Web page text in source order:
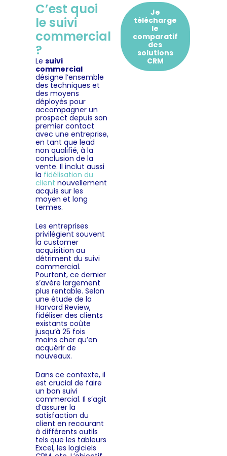
C’est quoi
le suivi
commercial
?
Le suivi
commercial
désigne l’ensemble
des techniques et
des moyens
déployés pour
accompagner un
prospect depuis son
premier contact
avec une entreprise,
en tant que lead
non qualifié, à la
conclusion de la
vente. Il inclut aussi
la fidélisation du
client nouvellement
acquis sur les
moyen et long
termes.
Les entreprises
privilégient souvent
la customer
acquisition au
détriment du suivi
commercial.
Pourtant, ce dernier
s’avère largement
plus rentable. Selon
une étude de la
Harvard Review,
fidéliser des clients
existants coûte
jusqu’à 25 fois
moins cher qu’en
acquérir de
nouveaux.
Dans ce contexte, il
est crucial de faire
un bon suivi
commercial. Il s’agit
d’assurer la
satisfaction du
client en recourant
à différents outils
tels que les tableurs
Excel, les logiciels
Je
télécharge
le
comparatif
des
solutions
CRM